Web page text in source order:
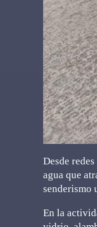
Desde
agua que
senderismo
En la